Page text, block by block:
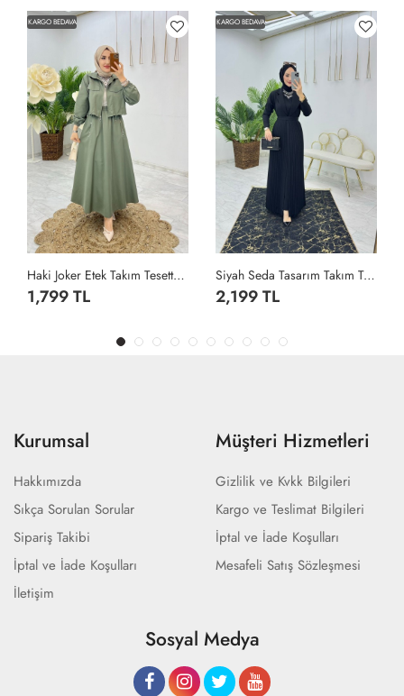
KARGO BEDAVA
Haki Joker Etek Takım Tesettür Giyim Haki
1,799 TL
KARGO BEDAVA
Siyah Seda Tasarım Takım Tesettür Giyim Siyah
2,199 TL
Kurumsal
Hakkımızda
Sıkça Sorulan Sorular
Sipariş Takibi
İptal ve İade Koşulları
İletişim
Müşteri Hizmetleri
Gizlilik ve Kvkk Bilgileri
Kargo ve Teslimat Bilgileri
İptal ve İade Koşulları
Mesafeli Satış Sözleşmesi
Sosyal Medya